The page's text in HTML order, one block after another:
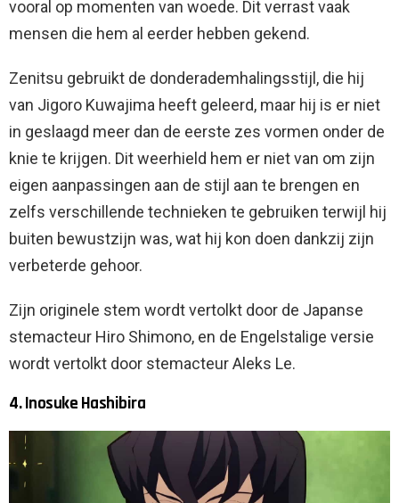
vooral op momenten van woede. Dit verrast vaak
mensen die hem al eerder hebben gekend.
Zenitsu gebruikt de donderademhalingsstijl, die hij
van Jigoro Kuwajima heeft geleerd, maar hij is er niet
in geslaagd meer dan de eerste zes vormen onder de
knie te krijgen. Dit weerhield hem er niet van om zijn
eigen aanpassingen aan de stijl aan te brengen en
zelfs verschillende technieken te gebruiken terwijl hij
buiten bewustzijn was, wat hij kon doen dankzij zijn
verbeterde gehoor.
Zijn originele stem wordt vertolkt door de Japanse
stemacteur Hiro Shimono, en de Engelstalige versie
wordt vertolkt door stemacteur Aleks Le.
4. Inosuke Hashibira